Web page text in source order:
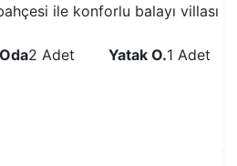
ile konforlu balayı villası
Oda2 Adet Yatak O.1 Adet